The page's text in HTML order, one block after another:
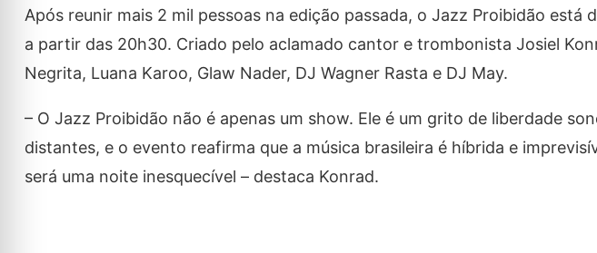
Após reunir mais 2 mil pessoas na edição passada, o Jazz Proibidão
a partir das 20h30. Criado pelo aclamado cantor e trombonista Josiel
Negrita, Luana Karoo, Glaw Nader, DJ Wagner Rasta e DJ May.
– O Jazz Proibidão não é apenas um show. Ele é um grito de liberdade
distantes, e o evento reafirma que a música brasileira é híbrida e
será uma noite inesquecível – destaca Konrad.